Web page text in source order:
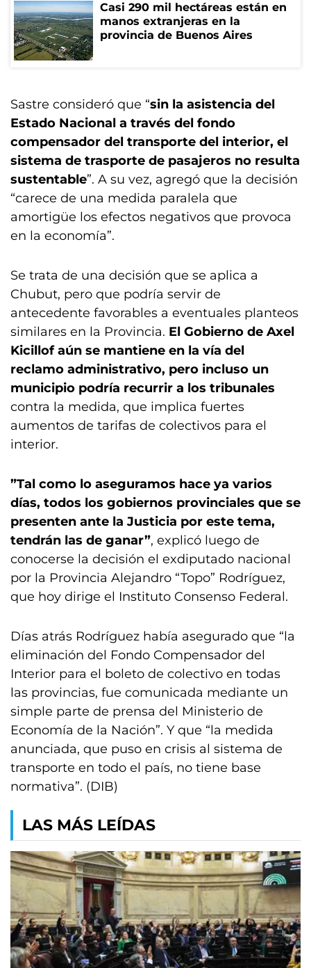
Casi 290 mil hectáreas están en
manos extranjeras en la
provincia de Buenos Aires
Sastre consideró que “sin la asistencia del
Estado Nacional a través del fondo
compensador del transporte del interior, el
sistema de trasporte de pasajeros no resulta
sustentable”. A su vez, agregó que la decisión
“carece de una medida paralela que
amortigüe los efectos negativos que provoca
en la economía”.
Se trata de una decisión que se aplica a
Chubut, pero que podría servir de
antecedente favorables a eventuales planteos
similares en la Provincia. El Gobierno de Axel
Kicillof aún se mantiene en la vía del
reclamo administrativo, pero incluso un
municipio podría recurrir a los tribunales
contra la medida, que implica fuertes
aumentos de tarifas de colectivos para el
interior.
”Tal como lo aseguramos hace ya varios
días, todos los gobiernos provinciales que se
presenten ante la Justicia por este tema,
tendrán las de ganar”, explicó luego de
conocerse la decisión el exdiputado nacional
por la Provincia Alejandro “Topo” Rodríguez,
que hoy dirige el Instituto Consenso Federal.
Días atrás Rodríguez había asegurado que “la
eliminación del Fondo Compensador del
Interior para el boleto de colectivo en todas
las provincias, fue comunicada mediante un
simple parte de prensa del Ministerio de
Economía de la Nación”. Y que “la medida
anunciada, que puso en crisis al sistema de
transporte en todo el país, no tiene base
normativa”. (DIB)
LAS MÁS LEÍDAS